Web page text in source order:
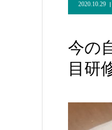
2020.10.29
今の
目研